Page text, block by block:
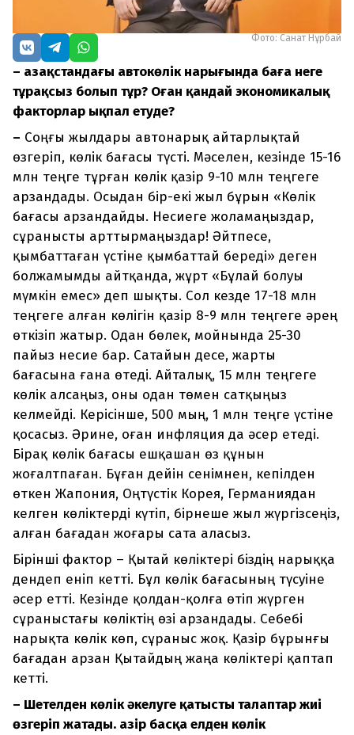
Фото: Санат Нұрбай
– Қазақстандағы автокөлік нарығында баға неге
тұрақсыз болып тұр? Оған қандай экономикалық
факторлар ықпал етуде?
– Соңғы жылдары автонарық айтарлықтай
өзгеріп, көлік бағасы түсті. Мәселен, кезінде 15-16
млн теңге тұрған көлік қазір 9-10 млн теңгеге
арзандады. Осыдан бір-екі жыл бұрын «Көлік
бағасы арзандайды. Несиеге жоламаңыздар,
сұранысты арттырмаңыздар! Әйтпесе,
қымбаттаған үстіне қымбаттай береді» деген
болжамымды айтқанда, жұрт «Бұлай болуы
мүмкін емес» деп шықты. Сол кезде 17-18 млн
теңгеге алған көлігін қазір 8-9 млн теңгеге әрең
өткізіп жатыр. Одан бөлек, мойнында 25-30
пайыз несие бар. Сатайын десе, жарты
бағасына ғана өтеді. Айталық, 15 млн теңгеге
көлік алсаңыз, оны одан төмен сатқыңыз
келмейді. Керісінше, 500 мың, 1 млн теңге үстіне
қосасыз. Әрине, оған инфляция да әсер етеді.
Бірақ көлік бағасы ешқашан өз құнын
жоғалтпаған. Бұған дейін сенімнен, кепілден
өткен Жапония, Оңтүстік Корея, Германиядан
келген көліктерді күтіп, бірнеше жыл жүргізсеңіз,
алған бағадан жоғары сата аласыз.
Бірінші фактор – Қытай көліктері біздің нарыққа
дендеп еніп кетті. Бұл көлік бағасының түсуіне
әсер етті. Кезінде қолдан-қолға өтіп жүрген
сұраныстағы көліктің өзі арзандады. Себебі
нарықта көлік көп, сұраныс жоқ. Қазір бұрынғы
бағадан арзан Қытайдың жаңа көліктері қаптап
кетті.
– Шетелден көлік әкелуге қатысты талаптар жиі
өзгеріп жатады. Қазір басқа елден көлік